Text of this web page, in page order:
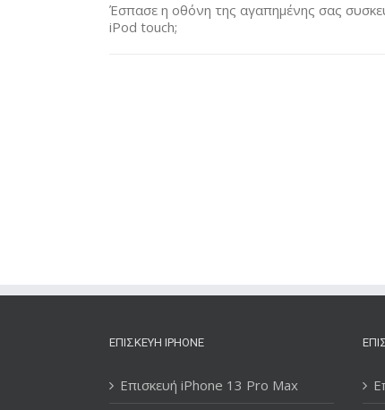
Έσπασε η οθόνη της αγαπημένης σας
iPod touch;
ΕΠΙΣΚΕΥΉ IPHONE
Επισκευή iPhone 13 Pro Max